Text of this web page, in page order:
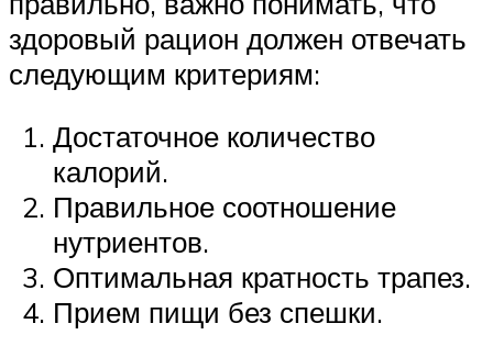
здоровый рацион должен отвечать
следующим критериям:
Достаточное количество
калорий.
Правильное соотношение
нутриентов.
Оптимальная кратность трапез.
Прием пищи без спешки.